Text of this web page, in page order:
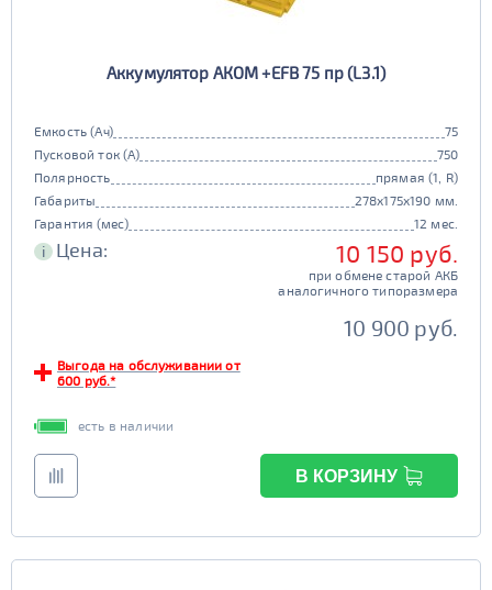
Аккумулятор АКОМ +EFB 75 пр (L3.1)
Емкость (Ач)
75
Пусковой ток (А)
750
Полярность
прямая (1, R)
Габариты
278x175x190 мм.
Гарантия (мес)
12 мес.
i Цена: 10 150 руб.
при обмене старой АКБ
аналогичного типоразмера
10 900 руб.
Выгода на обслуживании от
600 руб.*
есть в наличии
В КОРЗИНУ